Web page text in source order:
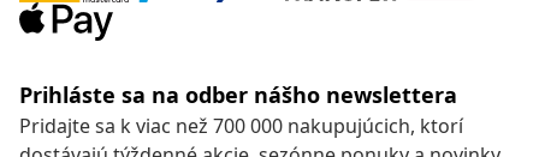
Prihláste sa na odber nášho newslettera
Pridajte sa k viac než 700 000 nakupujúcich, ktorí